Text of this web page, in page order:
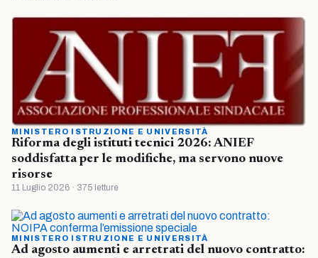
MINISTERO ISTRUZIONE E UNIVERSITÀ
Riforma degli istituti tecnici 2026: ANIEF
soddisfatta per le modifiche, ma servono nuove
risorse
11 Luglio 2026 · 375 letture
MINISTERO ISTRUZIONE E UNIVERSITÀ
Ad agosto aumenti e arretrati del nuovo contratto: